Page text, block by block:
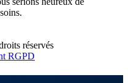
réservés
RGPD